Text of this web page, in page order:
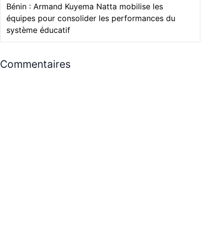
Bénin : Armand Kuyema Natta mobilise les
équipes pour consolider les performances du
système éducatif
Commentaires